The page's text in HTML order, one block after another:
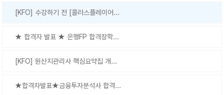
[KFO] 수강하기 전 [콜러스플레이어...
★ 합격자 발표 ★ 은행FP 합격장학...
[KFO] 원산지관리사 핵심요약집 개...
★합격자발표★금융투자분석사 합격...